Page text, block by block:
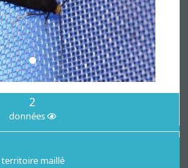
2
données
territoire maillé